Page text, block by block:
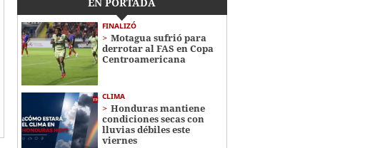
FINALIZÓ
Motagua sufrió para
derrotar al FAS en Copa
Centroamericana
CLIMA
Honduras mantiene
condiciones secas con
lluvias débiles este
viernes